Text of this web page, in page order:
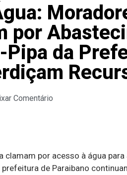
por
Pipa da
Comentário
clamam por acesso à água
de Paraibano